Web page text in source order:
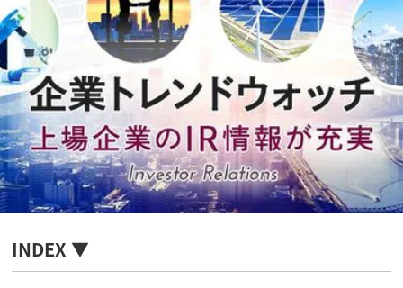
INDEX ▼